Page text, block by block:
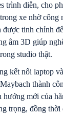
trình diễn, cho
xe nhờ công
tinh chỉnh
âm 3D giúp
studio thật.
kết nối laptop
thành
mới của
trọng, đồng